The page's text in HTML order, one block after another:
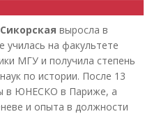
выросла в
училась на факультете
МГУ и получила степень
по истории. После 13
в ЮНЕСКО в Париже, а
и опыта в должности